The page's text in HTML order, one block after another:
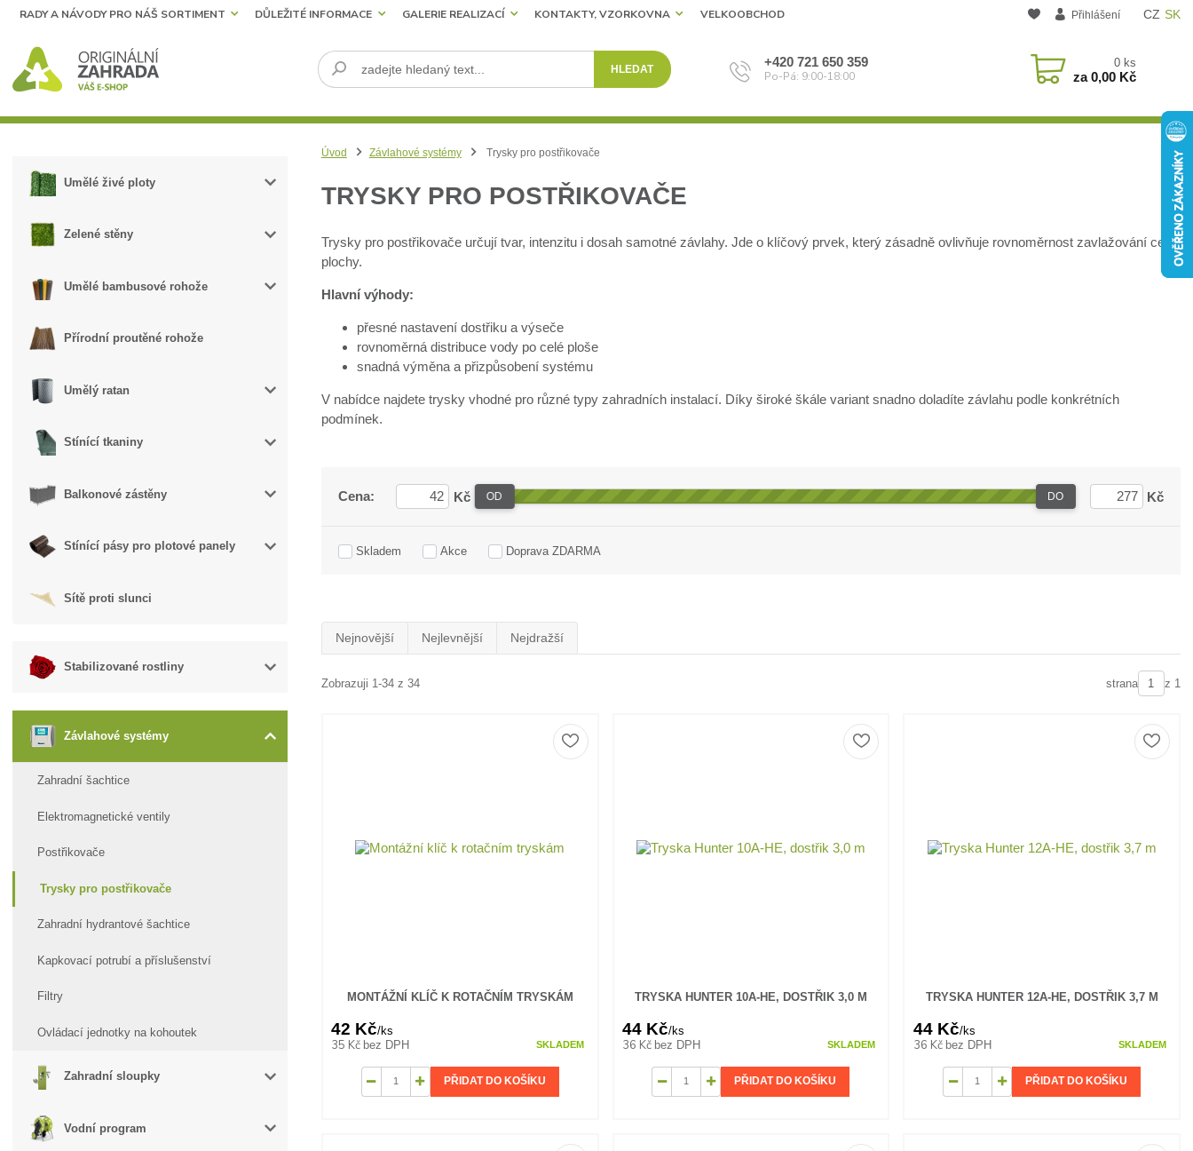
CZ SK
RADY A NÁVODY PRO NÁŠ SORTIMENT DŮLEŽITÉ INFORMACE GALERIE REALIZACÍ KONTAKTY, VZORKOVNA VELKOOBCHOD Přihlášení
HLEDAT +420 721 650 359
Po-Pá: 9:00-18:00
0 ks
za0,00 Kč
Umělé živé ploty
Zelené stěny
Umělé bambusové rohože
Přírodní proutěné rohože
Umělý ratan
Stínící tkaniny
Balkonové zástěny
Stínící pásy pro plotové panely
Sítě proti slunci
Stabilizované rostliny
Závlahové systémy
Zahradní šachtice
Elektromagnetické ventily
Postřikovače
Trysky pro postřikovače
Zahradní hydrantové šachtice
Kapkovací potrubí a příslušenství
Filtry
Ovládací jednotky na kohoutek
Zahradní sloupky
Vodní program
Úvod Závlahové systémy Trysky pro postřikovače
TRYSKY PRO POSTŘIKOVAČE
Trysky pro postřikovače určují tvar, intenzitu i dosah samotné závlahy. Jde o klíčový prvek, který zásadně ovlivňuje rovnoměrnost zavlažování celé
plochy.
Hlavní výhody:
přesné nastavení dostřiku a výseče
rovnoměrná distribuce vody po celé ploše
snadná výměna a přizpůsobení systému
V nabídce najdete trysky vhodné pro různé typy zahradních instalací. Díky široké škále variant snadno doladíte závlahu podle konkrétních
podmínek.
Cena: Kč OD DO Kč
Skladem Akce Doprava ZDARMA
Nejnovější Nejlevnější Nejdražší
Zobrazuji 1-34 z 34 strana z 1
MONTÁŽNÍ KLÍČ K ROTAČNÍM TRYSKÁM
42 Kč/ks
35 Kč bez DPH SKLADEM
PŘIDAT DO KOŠÍKU
TRYSKA HUNTER 10A-HE, DOSTŘIK 3,0 M
44 Kč/ks
36 Kč bez DPH SKLADEM
PŘIDAT DO KOŠÍKU
TRYSKA HUNTER 12A-HE, DOSTŘIK 3,7 M
44 Kč/ks
36 Kč bez DPH SKLADEM
PŘIDAT DO KOŠÍKU